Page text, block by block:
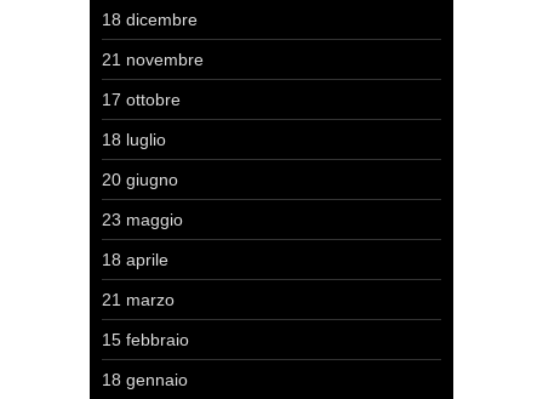
18 dicembre
21 novembre
17 ottobre
18 luglio
20 giugno
23 maggio
18 aprile
21 marzo
15 febbraio
18 gennaio